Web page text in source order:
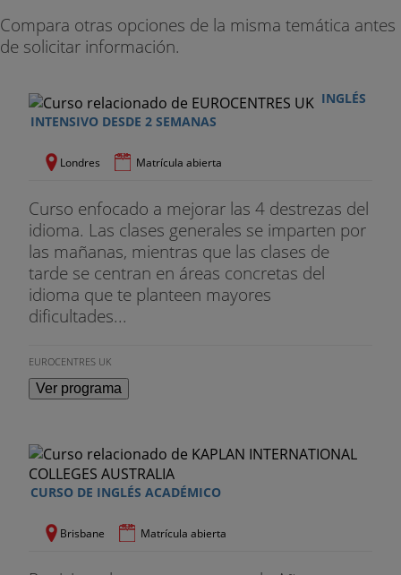
. Certificado acreditativo del curso
El precio no incluye
. Billete de avión
. Seguro de viaje (opcional)
. Recogida en el aeropuerto (opcional)
. Fianza de alojamiento (cuando proceda)
. Tasa de examen
. Excursiones y actividades optativas fuera de
programa
Compara otras opciones de la misma temática antes
de solicitar información.
INGLÉS
INTENSIVO DESDE 2 SEMANAS
Londres Matrícula abierta
Curso enfocado a mejorar las 4 destrezas del
idioma. Las clases generales se imparten por
las mañanas, mientras que las clases de
tarde se centran en áreas concretas del
idioma que te planteen mayores
dificultades...
EUROCENTRES UK
Ver programa
CURSO DE INGLÉS ACADÉMICO
Brisbane Matrícula abierta